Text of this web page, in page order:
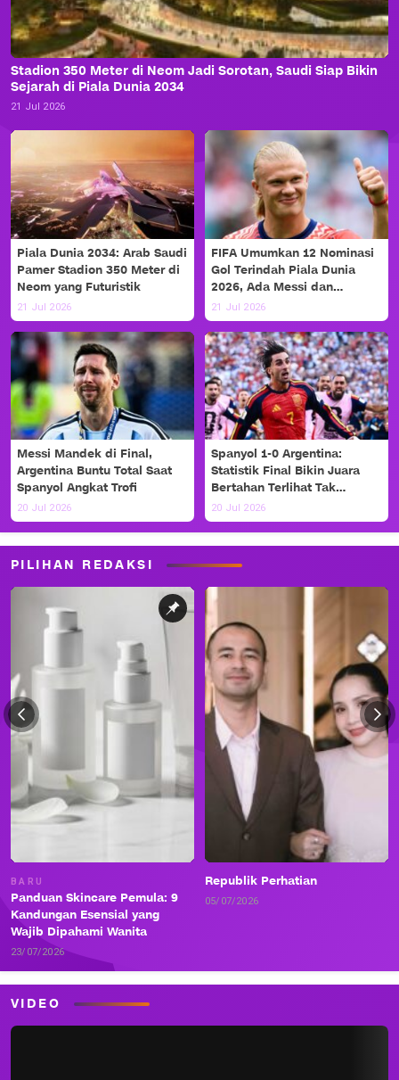
Stadion 350 Meter di Neom Jadi Sorotan, Saudi Siap Bikin
Sejarah di Piala Dunia 2034
21 Jul 2026
Piala Dunia 2034: Arab Saudi
Pamer Stadion 350 Meter di
Neom yang Futuristik
21 Jul 2026
FIFA Umumkan 12 Nominasi
Gol Terindah Piala Dunia
2026, Ada Messi dan
Haaland!
21 Jul 2026
Messi Mandek di Final,
Argentina Buntu Total Saat
Spanyol Angkat Trofi
20 Jul 2026
Spanyol 1-0 Argentina:
Statistik Final Bikin Juara
Bertahan Terlihat Tak
Berdaya
20 Jul 2026
PILIHAN REDAKSI
BARU
Panduan Skincare Pemula: 9
Kandungan Esensial yang
Wajib Dipahami Wanita
23/07/2026
Republik Perhatian
05/07/2026
VIDEO